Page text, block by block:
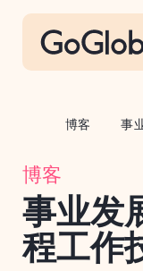
博客 事
博客
事业发
程工作